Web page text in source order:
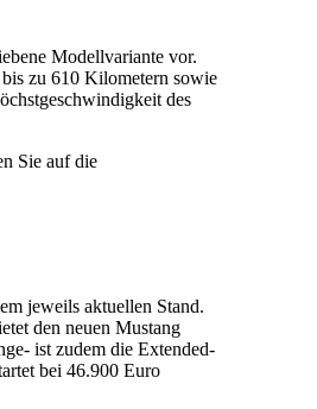
Modellvariante vor.
zu 610 Kilometern sowie
des
Sie auf die
jeweils aktuellen Stand.
den neuen Mustang
ist zudem die Extended-
bei 46.900 Euro